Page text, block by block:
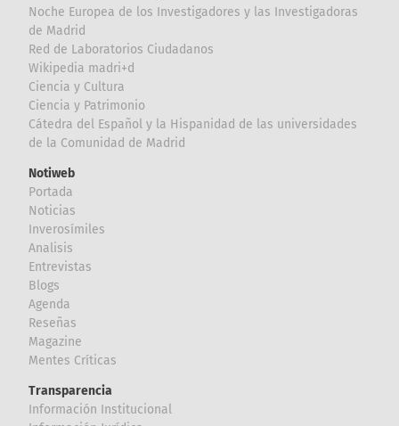
Noche Europea de los Investigadores y las Investigadoras
de Madrid
Red de Laboratorios Ciudadanos
Wikipedia madri+d
Ciencia y Cultura
Ciencia y Patrimonio
Cátedra del Español y la Hispanidad de las universidades
de la Comunidad de Madrid
Notiweb
Portada
Noticias
Inverosímiles
Analisis
Entrevistas
Blogs
Agenda
Reseñas
Magazine
Mentes Críticas
Transparencia
Información Institucional